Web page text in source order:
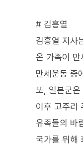
# 김흥열
김흥열 지사
온 가족이 만
만세운동 중
또, 일본군
이후 고주리
유족들의 바
국가를 위해